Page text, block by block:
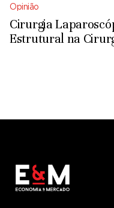
Opinião
Cirurgia
Estrutural na